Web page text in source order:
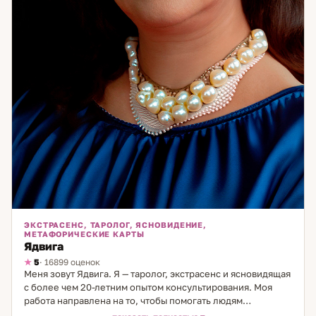
ЭКСТРАСЕНС, ТАРОЛОГ, ЯСНОВИДЕНИЕ,
МЕТАФОРИЧЕСКИЕ КАРТЫ
Ядвига
5· 16899 оценок
Меня зовут Ядвига. Я — таролог, экстрасенс и ясновидящая
с более чем 20-летним опытом консультирования. Моя
работа направлена на то, чтобы помогать людям